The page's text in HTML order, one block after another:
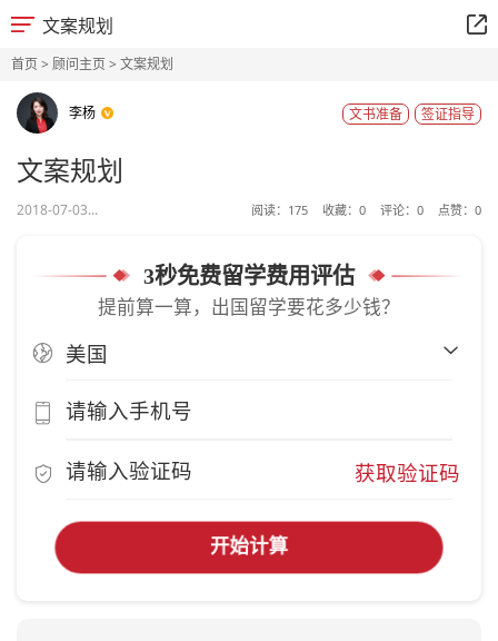
文案规划
首页> 顾问主页> 文案规划
李杨 签证指导
文书准备
文案规划
2018-07-03... 阅读： 175 收藏： 0 评论： 0 点赞： 0
3秒免费留学费用评估
提前算一算，出国留学要花多少钱？
获取验证码
开始计算